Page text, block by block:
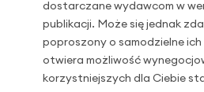
dostarczane wydawcom w
publikacji. Może się jednak
poproszony o samodzielne
otwiera możliwość
korzystniejszych dla Ciebie